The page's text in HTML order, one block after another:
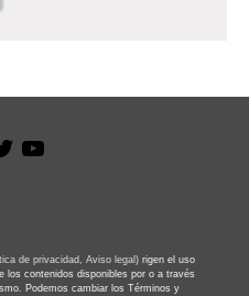
Twitter
de privacidad, Aviso legal) rigen el uso
los contenidos disponibles por o a través
Podemos cambiar los Términos y